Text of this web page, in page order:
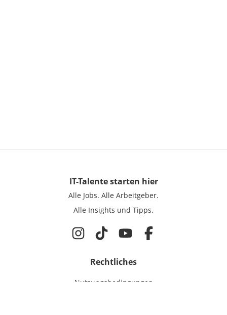
IT-Talentestarten hier
Alle Jobs. Alle Arbeitgeber.
Alle Insights und Tipps.
Rechtliches
Nutzungsbedingungen